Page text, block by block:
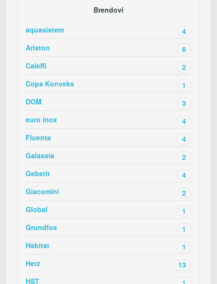
Brendovi
aquasistem
4
Ariston
6
Caleffi
2
Copa Konveks
1
DOM
3
euro inox
4
Fluenta
4
Galassia
2
Geberit
4
Giacomini
2
Global
1
Grundfos
1
Habitat
1
Herz
13
HST